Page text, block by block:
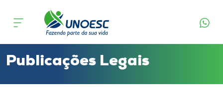
Cursos
Publicações Legais